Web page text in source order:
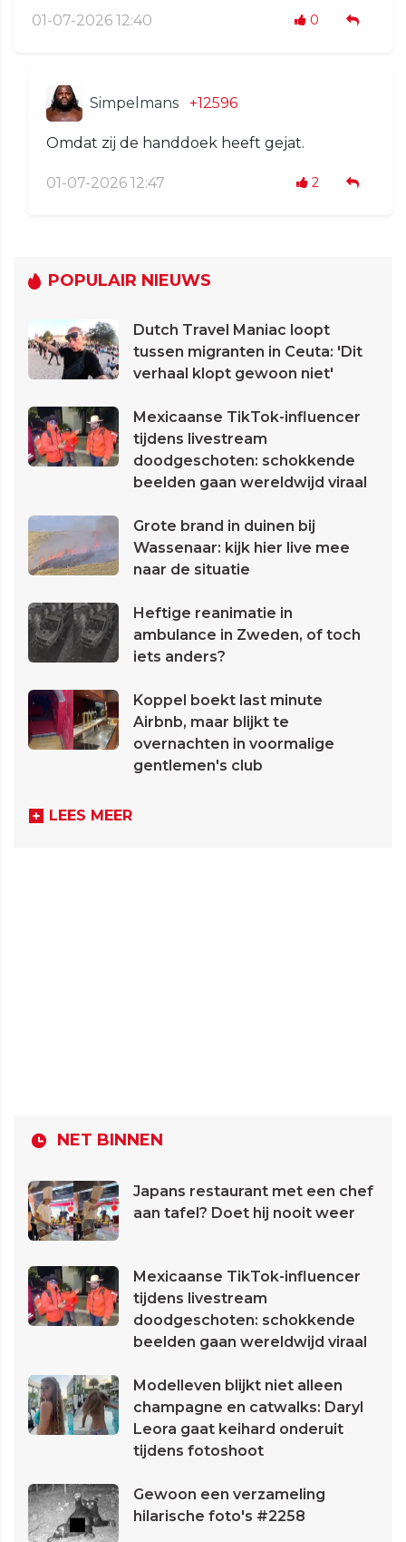
01-07-2026 12:40 0
Simpelmans +12596
Omdat zij de handdoek heeft gejat.
01-07-2026 12:47 2
POPULAIR NIEUWS
Dutch Travel Maniac loopt
tussen migranten in Ceuta: 'Dit
verhaal klopt gewoon niet'
Mexicaanse TikTok-influencer
tijdens livestream
doodgeschoten: schokkende
beelden gaan wereldwijd viraal
Grote brand in duinen bij
Wassenaar: kijk hier live mee
naar de situatie
Heftige reanimatie in
ambulance in Zweden, of toch
iets anders?
Koppel boekt last minute
Airbnb, maar blijkt te
overnachten in voormalige
gentlemen's club
LEES MEER
NET BINNEN
Japans restaurant met een chef
aan tafel? Doet hij nooit weer
Mexicaanse TikTok-influencer
tijdens livestream
doodgeschoten: schokkende
beelden gaan wereldwijd viraal
Modelleven blijkt niet alleen
champagne en catwalks: Daryl
Leora gaat keihard onderuit
tijdens fotoshoot
Gewoon een verzameling
hilarische foto's #2258